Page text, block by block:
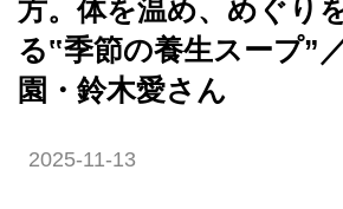
方。体を温め、めぐり
る‟季節の養生スープ”
園・鈴木愛さん
2025-11-13